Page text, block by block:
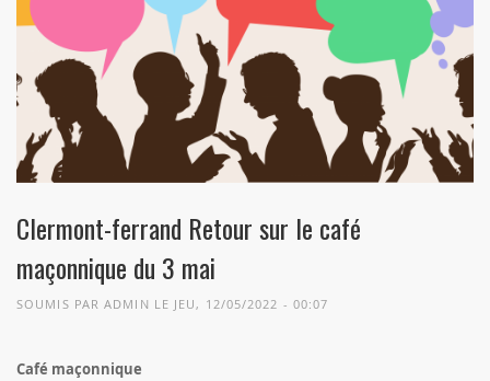
Clermont-ferrand Retour sur le café
maçonnique du 3 mai
SOUMIS PARADMIN LE JEU, 12/05/2022 - 00:07
Café maçonnique